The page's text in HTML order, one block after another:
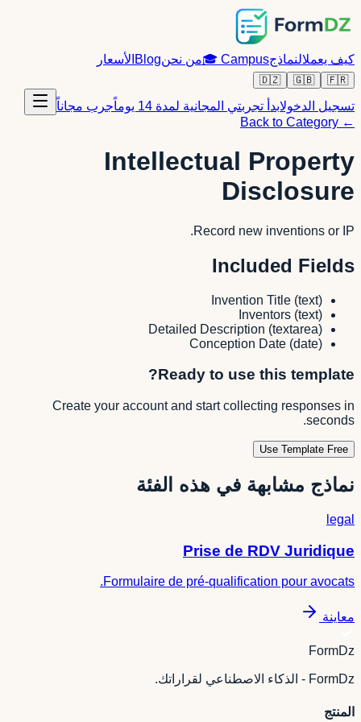
كيف يعملالنماذجCampus
🎓من نحنBlog الأسعار
🇫🇷
🇬🇧
🇩🇿
تسجيل الدخولابدأ تجربتي المجانية لمدة 14 يوماً
جرب مجاناً
← Back to Category
Intellectual Property
Disclosure
Record new inventions or IP.
Included Fields
Invention Title (text)
Inventors (text)
Detailed Description (textarea)
Conception Date (date)
Ready to use this template?
Create your account and start collecting responses in
seconds.
Use Template Free
نماذج مشابهة في هذه الفئة
legal
Prise de RDV Juridique
Formulaire de pré-qualification pour avocats.
معاينة
FormDz
FormDz - الذكاء الاصطناعي لقراراتك.
المنتج